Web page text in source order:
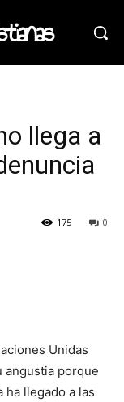
llega a
0
175
Unidas
angustia porque
ha llegado a las